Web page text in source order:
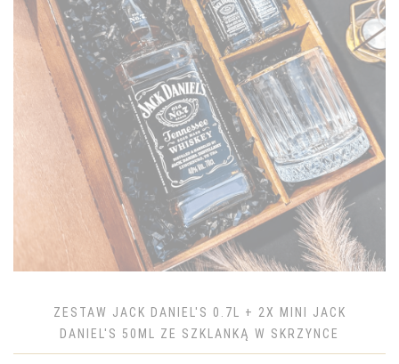
ZESTAW JACK DANIEL'S 0.7L + 2X MINI JACK
DANIEL'S 50ML ZE SZKLANKĄ W SKRZYNCE